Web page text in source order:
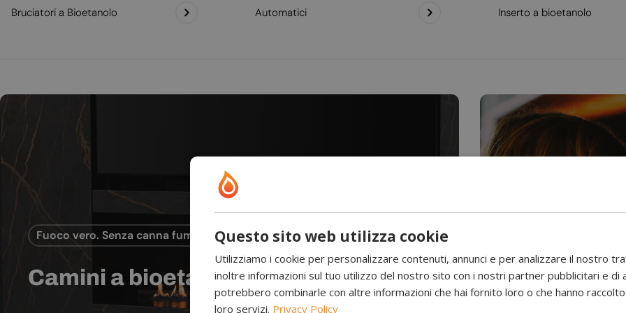
Bruciatori a Bioetanolo Automatici Inserto a bioetanolo
Fuoco vero. Senza canna fumaria.
Camini a bioetanolo Camini a
Questo sito web utilizza cookie
Utilizziamo i cookie per personalizzare contenuti, annunci e per analizzare il nostro
inoltre informazioni sul tuo utilizzo del nostro sito con i nostri partner pubblicitari e di
potrebbero combinarle con altre informazioni che hai fornito loro o che hanno
loro servizi. Privacy Policy